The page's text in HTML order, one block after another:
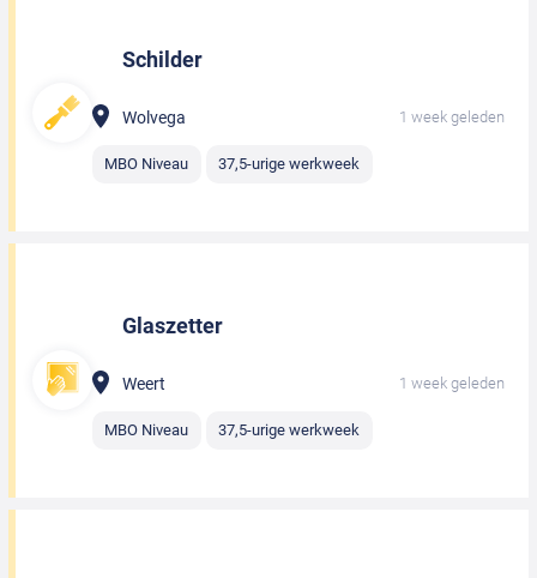
Schilder
Wolvega 1 week geleden
MBO Niveau 37,5-urige werkweek
Glaszetter
Weert 1 week geleden
MBO Niveau 37,5-urige werkweek